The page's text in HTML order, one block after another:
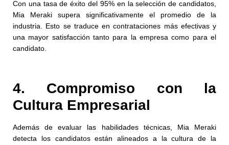
Con una tasa de éxito del 95% en la selección de candidatos,
Mia Meraki supera significativamente el promedio de la
industria. Esto se traduce en contrataciones más efectivas y
una mayor satisfacción tanto para la empresa como para el
candidato.
4. Compromiso con la
Cultura Empresarial
Además de evaluar las habilidades técnicas, Mia Meraki
detecta los candidatos están alineados a la cultura de la